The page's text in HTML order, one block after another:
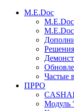
M.E.Doc
Частые
ПРРО
Модуль